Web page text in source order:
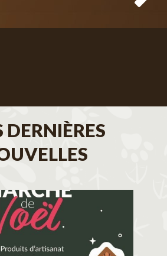
DERNIÈRES